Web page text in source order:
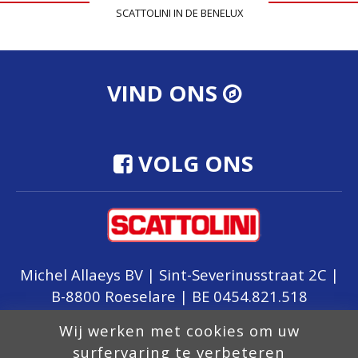
Wij werken met cookies om uw
surfervaring te verbeteren
SCATTOLINI IN DE BENELUX
VIND ONS
VOLG ONS
Michel Allaeys BV | Sint-Severinusstraat 2C |
B-8800 Roeselare | BE 0454.821.518